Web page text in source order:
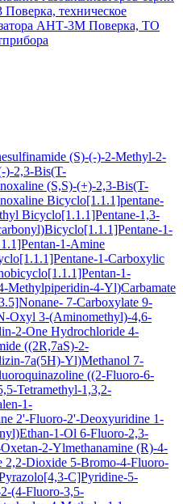
Поверка, техническое
АНТ-3М Поверка, ТО
(S)-(-)-2-Methyl-2-
)-2,3-Bis(T-
(S,S)-(+)-2,3-Bis(T-
Bicyclo[1.1.1]pentane-
Bicyclo[1.1.1]Pentane-1,3-
1-
1-Amine
1-Carboxylic
1-
Methylpiperidin-4-Yl)Carbamate
7-Carboxylate 9-
Oxyl 3-(Aminomethyl)-4,6-
2-One Hydrochloride 4-
((2R,7aS)-2-
7a(5H)-Yl)Methanol 7-
((2-Fluoro-6-
Tetramethyl-1,3,2-
1-
2'-Fluoro-2'-Deoxyuridine 1-
1-Ol 6-Fluoro-2,3-
2-Ylmethanamine (R)-4-
2,2-Dioxide 5-Bromo-4-Fluoro-
C]Pyridine-5-
(4-Fluoro-3,5-